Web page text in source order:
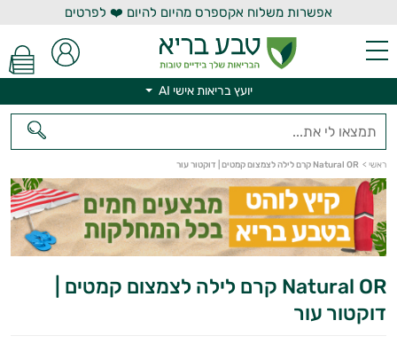
אפשרות משלוח אקספרס מהיום להיום ❤️ לפרטים
יועץ בריאות אישי AI
ראשי > Natural OR קרם לילה לצמצום קמטים | דוקטור עור
Natural OR קרם לילה לצמצום קמטים |
דוקטור עור
יועץ בריאות אישי AI